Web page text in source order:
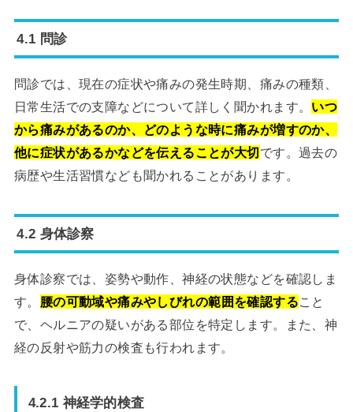
4.1 問診
問診では、現在の症状や痛みの発生時期、痛みの種類、
日常生活での支障などについて詳しく聞かれます。 いつ
から痛みがあるのか、どのような時に痛みが増すのか、
他に症状があるかなどを伝えることが大切です。過去の
病歴や生活習慣なども聞かれることがあります。
4.2 身体診察
身体診察では、姿勢や動作、神経の状態などを確認しま
す。 腰の可動域や痛みやしびれの範囲を確認すること
で、ヘルニアの疑いがある部位を特定します。また、神
経の反射や筋力の検査も行われます。
4.2.1 神経学的検査